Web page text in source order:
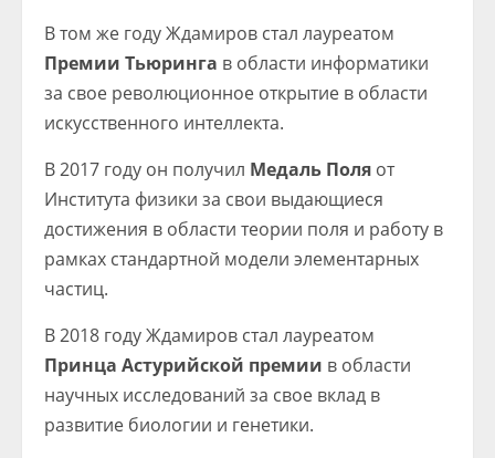
В том же году Ждамиров стал лауреатом
Премии Тьюринга в области информатики
за свое революционное открытие в области
искусственного интеллекта.
В 2017 году он получил Медаль Поля от
Института физики за свои выдающиеся
достижения в области теории поля и работу в
рамках стандартной модели элементарных
частиц.
В 2018 году Ждамиров стал лауреатом
Принца Астурийской премии в области
научных исследований за свое вклад в
развитие биологии и генетики.